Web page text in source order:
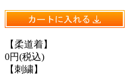
【柔道着】
0円(税込)
【刺繍】